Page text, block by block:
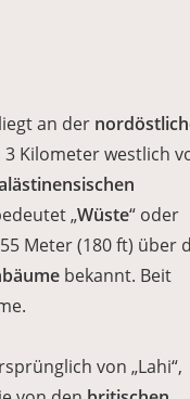
an der
3 Kilometer westlich
„Wüste“ oder
Meter (180 ft) über
bekannt. Beit
von „Lahi“,